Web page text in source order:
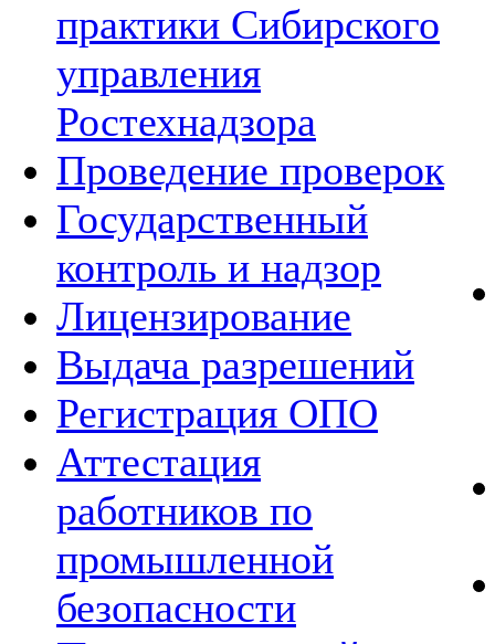
практики Сибирского
управления
Ростехнадзора
Проведение проверок
Государственный
контроль и надзор
Лицензирование
Выдача разрешений
Регистрация ОПО
Аттестация
работников по
промышленной
безопасности